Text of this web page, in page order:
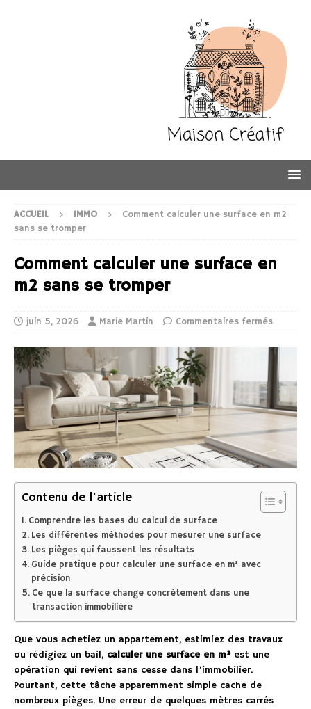
ACCUEIL IMMO
Comment calculer une surface en m2
sans se tromper
Comment calculer une surface en
m2 sans se tromper
juin 5, 2026 Marie Martin Commentaires fermés
Contenu de l'article
Comprendre les bases du calcul de surface
Les différentes méthodes pour mesurer une surface
Les pièges qui faussent les résultats
Guide pratique pour calculer une surface en m² avec
précision
Ce que la surface change concrètement dans une
transaction immobilière
Que vous achetiez un appartement, estimiez des travaux
ou rédigiez un bail, calculer une surface en m² est une
opération qui revient sans cesse dans l’immobilier.
Pourtant, cette tâche apparemment simple cache de
nombreux pièges. Une erreur de quelques mètres carrés